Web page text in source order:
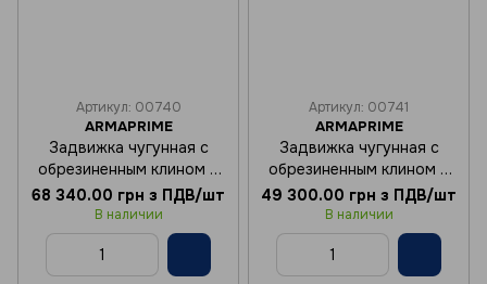
Артикул: 00740
ARMAPRIME
Задвижка чугунная с
обрезиненным клином c
электроприводом (380V)
Ду65 Ру16
68 340.00 грн з ПДВ/шт
В наличии
Артикул: 00741
ARMAPRIME
Задвижка чугунная с
обрезиненным клином c
электроприводом (380V)
Ду80 Ру16
49 300.00 грн з ПДВ/шт
В наличии